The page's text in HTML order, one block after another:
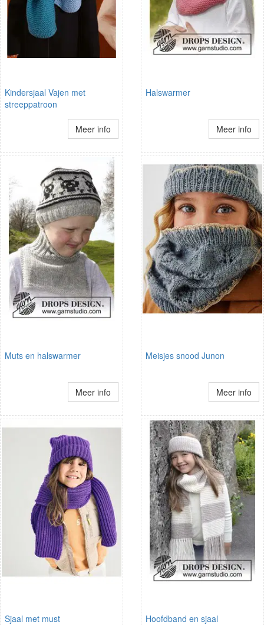
Kindersjaal Vajen met
streeppatroon
Meer info
Halswarmer
Meer info
Muts en halswarmer
Meer info
Meisjes snood Junon
Meer info
Sjaal met must Hoofdband en sjaal